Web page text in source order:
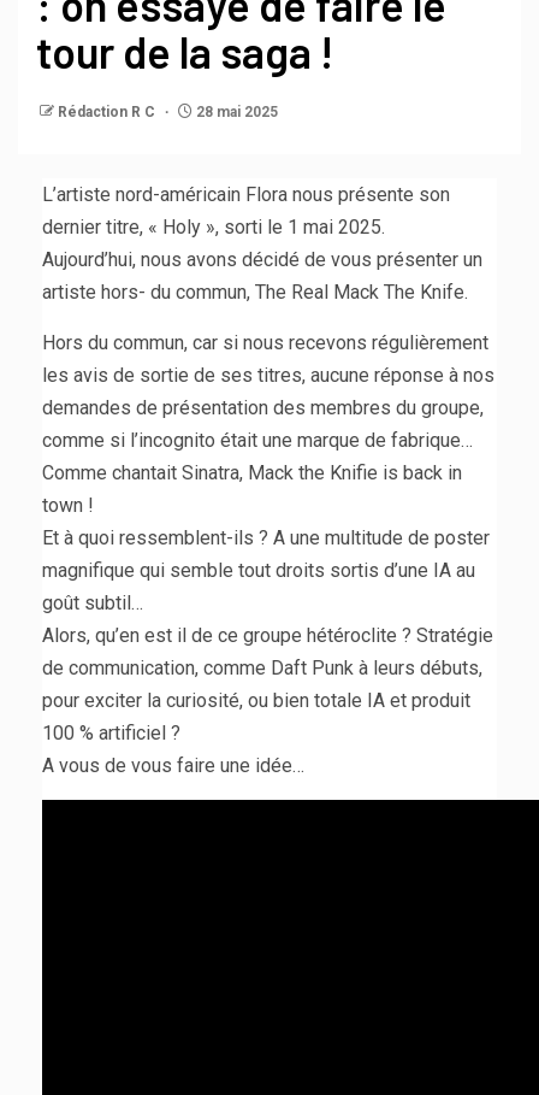
tour de la saga !
Rédaction R C 28 mai 2025
L’artiste nord-américain Flora nous présente son
dernier titre, « Holy », sorti le 1 mai 2025.
Aujourd’hui, nous avons décidé de vous présenter un
artiste hors- du commun, The Real Mack The Knife.
Hors du commun, car si nous recevons régulièrement
les avis de sortie de ses titres, aucune réponse à nos
demandes de présentation des membres du groupe,
comme si l’incognito était une marque de fabrique…
Comme chantait Sinatra, Mack the Knifie is back in
town !
Et à quoi ressemblent-ils ? A une multitude de poster
magnifique qui semble tout droits sortis d’une IA au
goût subtil…
Alors, qu’en est il de ce groupe hétéroclite ? Stratégie
de communication, comme Daft Punk à leurs débuts,
pour exciter la curiosité, ou bien totale IA et produit
100 % artificiel ?
A vous de vous faire une idée…